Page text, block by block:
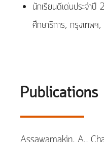
นักเรียนดีเด่นประจ
ศึกษาธิการ, กรุงเทพฯ,
Publications